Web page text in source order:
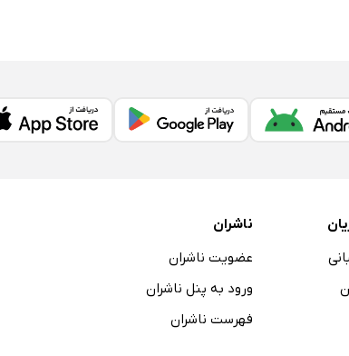
ناشران
عضویت ناشران
ورود به پنل ناشران
فهرست ناشران